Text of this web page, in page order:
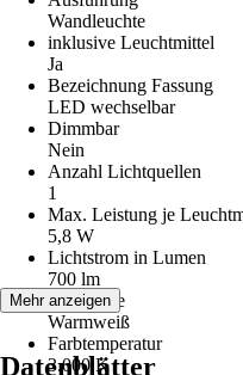
Wandleuchte
inklusive Leuchtmittel
Ja
Bezeichnung Fassung
LED wechselbar
Dimmbar
Nein
Anzahl Lichtquellen
1
Max. Leistung je
5,8 W
Lichtstrom in Lumen
700 lm
Lichtfarbe
Warmweiß
Farbtemperatur
3.000 K
Mehr anzeigen
Datenblätter